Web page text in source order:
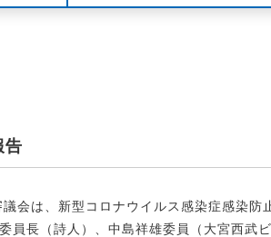
会は、新型コロナウイルス感染症感染防
員長（詩人）、中島祥雄委員（大宮西武